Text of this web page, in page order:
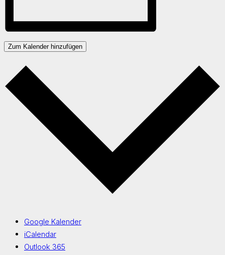
Zum Kalender hinzufügen
Google Kalender
iCalendar
Outlook 365